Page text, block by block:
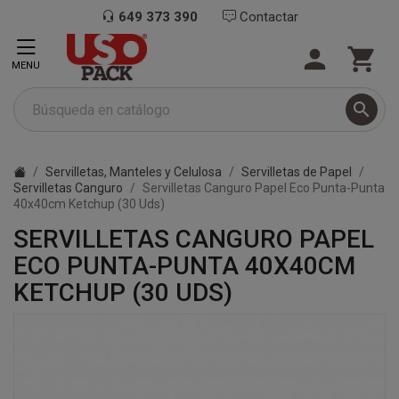
649 373 390 Contactar

 
MENU
Servilletas, Manteles y Celulosa
Servilletas de Papel
Servilletas Canguro
Servilletas Canguro Papel Eco Punta-Punta
40x40cm Ketchup (30 Uds)
SERVILLETAS CANGURO PAPEL
ECO PUNTA-PUNTA 40X40CM
KETCHUP (30 UDS)